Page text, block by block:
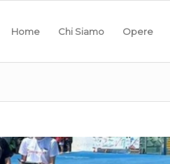
Home Chi Siamo Opere